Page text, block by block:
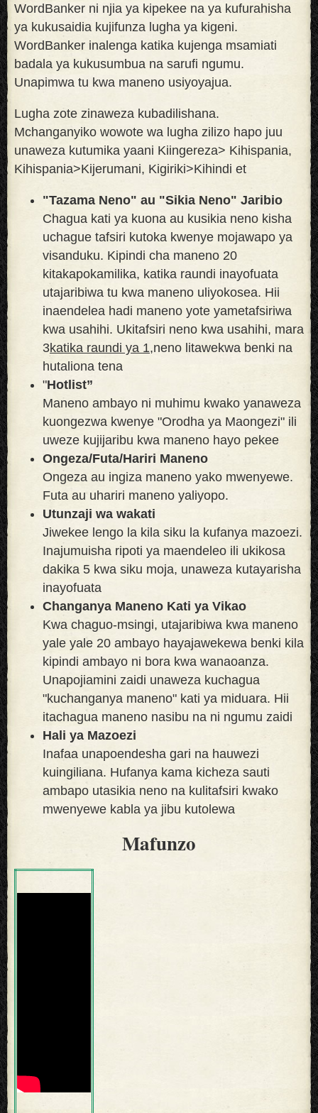
WordBanker ni njia ya kipekee na ya kufurahisha
ya kukusaidia kujifunza lugha ya kigeni.
WordBanker inalenga katika kujenga msamiati
badala ya kukusumbua na sarufi ngumu.
Unapimwa tu kwa maneno usiyoyajua.
Lugha zote zinaweza kubadilishana.
Mchanganyiko wowote wa lugha zilizo hapo juu
unaweza kutumika yaani Kiingereza> Kihispania,
Kihispania>Kijerumani, Kigiriki>Kihindi et
"Tazama Neno" au "Sikia Neno" Jaribio
Chagua kati ya kuona au kusikia neno kisha
uchague tafsiri kutoka kwenye mojawapo ya
visanduku. Kipindi cha maneno 20
kitakapokamilika, katika raundi inayofuata
utajaribiwa tu kwa maneno uliyokosea. Hii
inaendelea hadi maneno yote yametafsiriwa
kwa usahihi. Ukitafsiri neno kwa usahihi, mara
3katika raundi ya 1,neno litawekwa benki na
hutaliona tena
"Hotlist”
Maneno ambayo ni muhimu kwako yanaweza
kuongezwa kwenye "Orodha ya Maongezi" ili
uweze kujijaribu kwa maneno hayo pekee
Ongeza/Futa/Hariri Maneno
Ongeza au ingiza maneno yako mwenyewe.
Futa au uhariri maneno yaliyopo.
Utunzaji wa wakati
Jiwekee lengo la kila siku la kufanya mazoezi.
Inajumuisha ripoti ya maendeleo ili ukikosa
dakika 5 kwa siku moja, unaweza kutayarisha
inayofuata
Changanya Maneno Kati ya Vikao
Kwa chaguo-msingi, utajaribiwa kwa maneno
yale yale 20 ambayo hayajawekewa benki kila
kipindi ambayo ni bora kwa wanaoanza.
Unapojiamini zaidi unaweza kuchagua
"kuchanganya maneno" kati ya miduara. Hii
itachagua maneno nasibu na ni ngumu zaidi
Hali ya Mazoezi
Inafaa unapoendesha gari na hauwezi
kuingiliana. Hufanya kama kicheza sauti
ambapo utasikia neno na kulitafsiri kwako
mwenyewe kabla ya jibu kutolewa
Mafunzo